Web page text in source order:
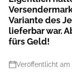
Variante des
lieferbar war.
fürs Geld!
Veröffentlicht am